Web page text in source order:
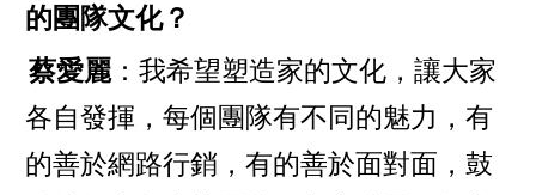
的團隊文化？
蔡愛麗：我希望塑造家的文化，讓大家
各自發揮，每個團隊有不同的魅力，有
的善於網路行銷，有的善於面對面，鼓